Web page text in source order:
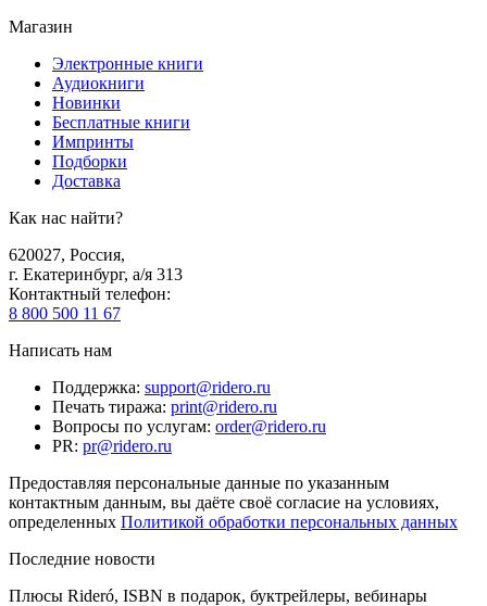
Магазин
Электронные книги
Аудиокниги
Новинки
Бесплатные книги
Импринты
Подборки
Доставка
Как нас найти?
620027, Россия,
г. Екатеринбург, а/я 313
Контактный телефон:
8 800 500 11 67
Написать нам
Поддержка: support@ridero.ru
Печать тиража: print@ridero.ru
Вопросы по услугам: order@ridero.ru
PR: pr@ridero.ru
Предоставляя персональные данные по указанным
контактным данным, вы даёте своё согласие на условиях,
определенных Политикой обработки персональных данных
Последние новости
Плюсы Rideró, ISBN в подарок, буктрейлеры, вебинары